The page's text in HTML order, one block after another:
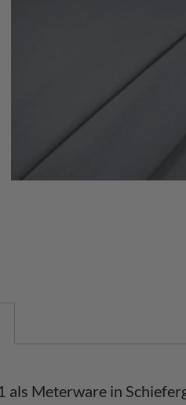
als Meterware in